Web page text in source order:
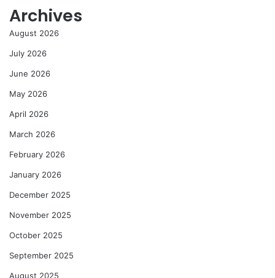
Archives
August 2026
July 2026
June 2026
May 2026
April 2026
March 2026
February 2026
January 2026
December 2025
November 2025
October 2025
September 2025
August 2025